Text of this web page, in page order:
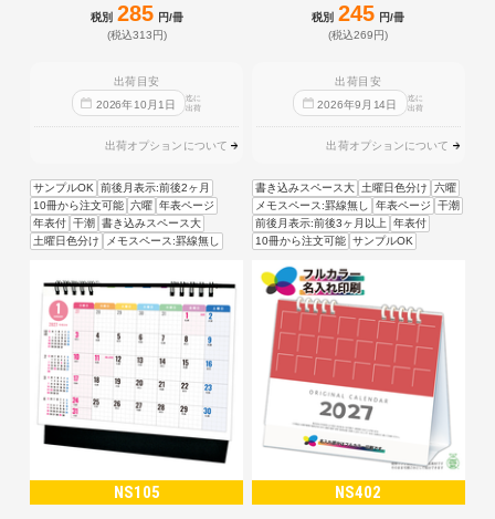
税別 285 円/冊
(税込313円)
出荷目安
2026年10 月 1 日
迄に
出荷
出荷オプションについて
サンプルOK
前後月表示:前後2ヶ月
10冊から注文可能 六曜 年表ページ
年表付 干潮 書き込みスペース大
土曜日色分け
メモスペース:罫線無し
税別 245 円/冊
(税込269円)
出荷目安
2026年9 月 14日
迄に
出荷
出荷オプションについて
書き込みスペース大 土曜日色分け
六曜
メモスペース:罫線無し
年表ページ
干潮
前後月表示:前後3ヶ月以上
年表付
10冊から注文可能 サンプルOK
NS105 NS402